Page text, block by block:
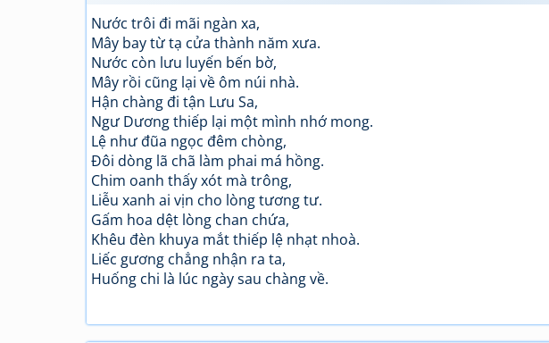
Nước trôi đi mãi ngàn xa,
Mây bay từ tạ cửa thành năm xưa.
Nước còn lưu luyến bến bờ,
Mây rồi cũng lại về ôm núi nhà.
Hận chàng đi tận Lưu Sa,
Ngư Dương thiếp lại một mình nhớ mong.
Lệ như đũa ngọc đêm chòng,
Đôi dòng lã chã làm phai má hồng.
Chim oanh thấy xót mà trông,
Liễu xanh ai vịn cho lòng tương tư.
Gấm hoa dệt lòng chan chứa,
Khêu đèn khuya mắt thiếp lệ nhạt nhoà.
Liếc gương chẳng nhận ra ta,
Huống chi là lúc ngày sau chàng về.